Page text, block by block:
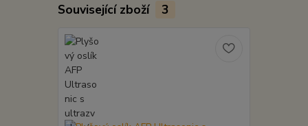
Související zboží 3